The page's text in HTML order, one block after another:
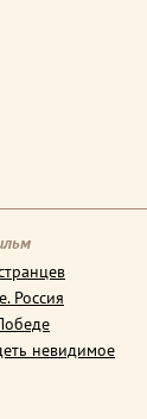
Россия
невидимое